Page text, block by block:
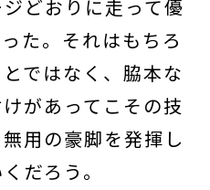
どおりに走って優
た。それはもちろ
ではなく、脇本な
があってこその技
用の豪脚を発揮し
だろう。